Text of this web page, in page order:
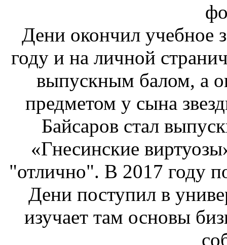
Дени окончил учебное
году и на личной
выпускным балом, а
предметом у сына
Байсаров стал
«Гнесинские
"отлично". В 2017 году
Дени поступил в
изучает там основы